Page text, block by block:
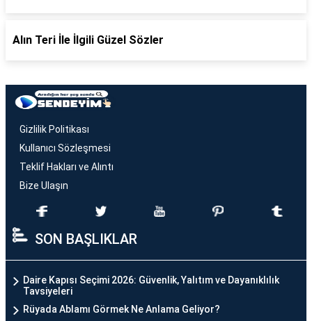
Alın Teri İle İlgili Güzel Sözler
Gizlilik Politikası
Kullanıcı Sözleşmesi
Teklif Hakları ve Alıntı
Bize Ulaşın
SON BAŞLIKLAR
Daire Kapısı Seçimi 2026: Güvenlik, Yalıtım ve Dayanıklılık
Tavsiyeleri
Rüyada Ablamı Görmek Ne Anlama Geliyor?